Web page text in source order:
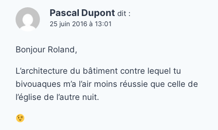
Pascal Dupont dit :
25 juin 2016 à 13:01
Bonjour Roland,
L’architecture du bâtiment contre lequel tu
bivouaques m’a l’air moins réussie que celle de
l’église de l’autre nuit.